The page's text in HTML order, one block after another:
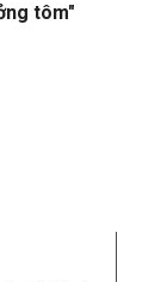
tôm"